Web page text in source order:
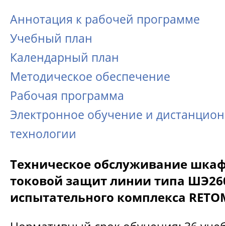
Аннотация к рабочей программе
Учебный план
Календарный план
Методическое обеспечение
Рабочая программа
Электронное обучение и
технологии
Техническое обслуживание
токовой защит линии типа
испытательного комплекса